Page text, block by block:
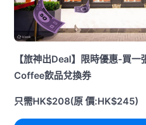
【旅神出Deal】限時優惠-買
Coffee飲品兌換券
只需HK$208(原 價:HK$245)